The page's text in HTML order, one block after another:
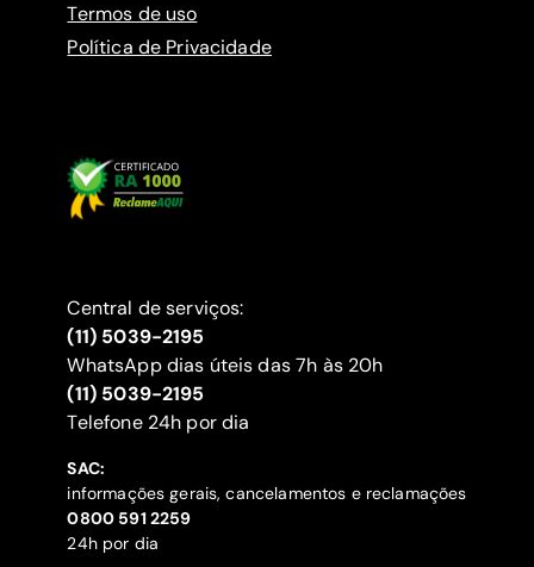
Termos de uso
Política de Privacidade
Central de serviços:
(11) 5039-2195
WhatsApp dias úteis das 7h às 20h
(11) 5039-2195
‍Telefone 24h por dia
SAC:
informações gerais, cancelamentos e reclamações
‍0800 591 2259
24h por dia